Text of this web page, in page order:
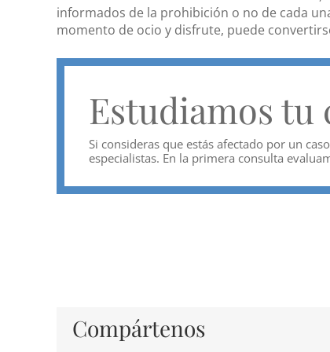
informados de la prohibición o no de cada
momento de ocio y disfrute, puede
Estudiamos tu
Si consideras que estás afectado por un
especialistas. En la primera consulta
Compártenos